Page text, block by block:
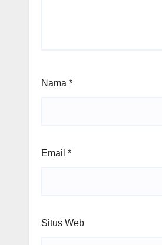
Nama *
Email *
Situs Web